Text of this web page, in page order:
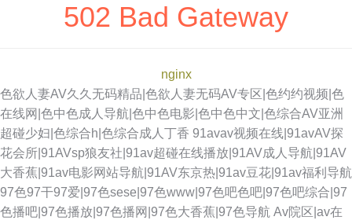
502 Bad Gateway
nginx
色欲人妻AV久久无码精品|色欲人妻无码AV专区|色约约视频|色
在线网|色中色成人导航|色中色电影|色中色中文|色综合AV亚洲
超碰少妇|色综合h|色综合成人丁香 91avav视频在线|91avAV探
花会所|91AVsp狼友社|91av超碰在线播放|91AV成人导航|91AV
大香蕉|91av电影网站导航|91AV东京热|91av豆花|91av福利导航
97色97干97爱|97色sese|97色www|97色吧色吧|97色吧综合|97
色播吧|97色播放|97色播网|97色大香蕉|97色导航 Av院区|av在